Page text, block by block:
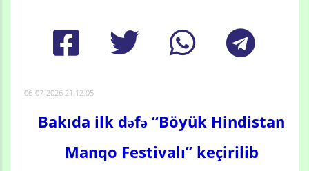
06-07-2026 21:12:05
Bakıda ilk dəfə “Böyük Hindistan
Manqo Festivalı” keçirilib